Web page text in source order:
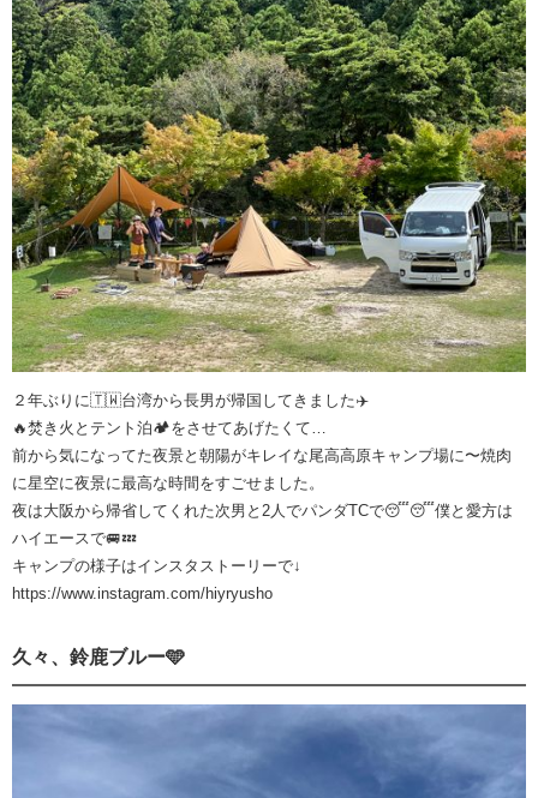
２年ぶりに🇹🇼台湾から長男が帰国してきました✈️
🔥焚き火とテント泊🏕️をさせてあげたくて…
前から気になってた夜景と朝陽がキレイな尾高高原キャンプ場に〜焼肉
に星空に夜景に最高な時間をすごせました。
夜は大阪から帰省してくれた次男と2人でパンダTCで😴😴僕と愛方は
ハイエースで🚐💤
キャンプの様子はインスタストーリーで↓
https://www.instagram.com/hiyryusho
久々、鈴鹿ブルー🩵